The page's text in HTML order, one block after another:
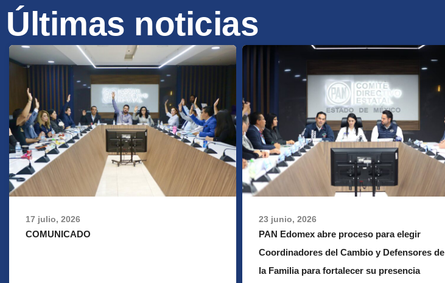
Últimas noticias
17 julio, 2026
COMUNICADO
23 junio, 2026
PAN Edomex abre proceso para elegir
Coordinadores del Cambio y Defensores de
la Familia para fortalecer su presencia